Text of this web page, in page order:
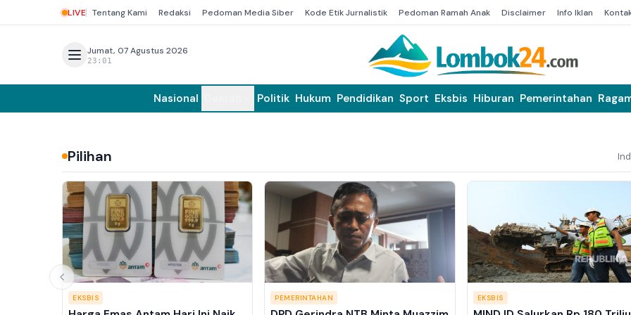
LIVE Tentang Kami Redaksi Pedoman Media Siber Kode Etik Jurnalistik Pedoman Ramah Anak Disclaimer Info Iklan
Jumat, 07 Agustus 2026
23:01
Nasional Politik Hukum Pendidikan Sport Eksbis Hiburan Pemerintahan
Pilihan
EKSBIS PEMERINTAHAN EKSBIS